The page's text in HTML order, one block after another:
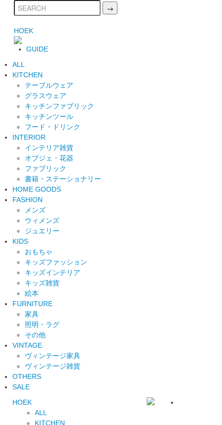
HOEK
GUIDE
ALL
KITCHEN
テーブルウェア
グラスウェア
キッチンファブリック
キッチンツール
フード・ドリンク
INTERIOR
インテリア雑貨
オブジェ・花器
ファブリック
書籍・ステーショナリー
HOME GOODS
FASHION
メンズ
ウィメンズ
ジュエリー
KIDS
おもちゃ
キッズファッション
キッズインテリア
キッズ雑貨
絵本
FURNITURE
家具
照明・ラグ
その他
VINTAGE
ヴィンテージ家具
ヴィンテージ雑貨
OTHERS
SALE
HOEK
ALL
KITCHEN